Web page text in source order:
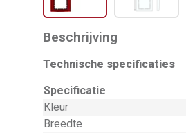
Beschrijving
Technische specificaties
Specificatie
Kleur
Breedte